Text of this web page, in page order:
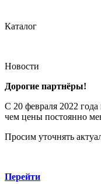
Каталог
Новости
Дорогие партнёры!
С 20 февраля 2022 года
чем цены постоянно
Просим уточнять
Перейти